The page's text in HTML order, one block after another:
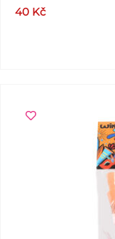
cena je za 1 ks.
40 Kč